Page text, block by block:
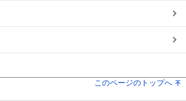
このページのトップへ